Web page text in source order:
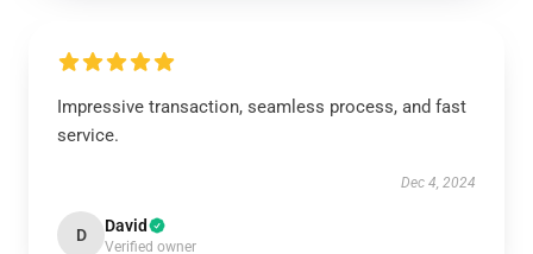
Impressive transaction, seamless process, and fast
service.
Dec 4, 2024
D David
Verified owner